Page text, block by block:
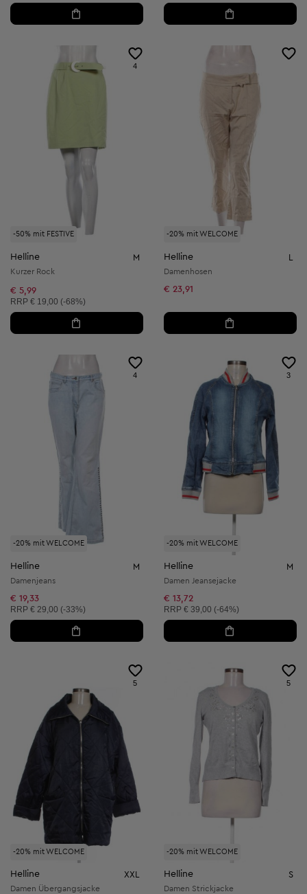
-50% mit FESTIVE
4
Helline M
Kurzer Rock
€ 5,99
Unverbindliche Preisempfehlung:
RRP € 19,00 (-68%)
-20% mit WELCOME
Helline L
Damenhosen
€ 23,91
-20% mit WELCOME
4
Helline M
Damenjeans
€ 19,33
Unverbindliche Preisempfehlung:
RRP € 29,00 (-33%)
-20% mit WELCOME
3
Helline M
Damen Jeansejacke
€ 13,72
Unverbindliche Preisempfehlung:
RRP € 39,00 (-64%)
-20% mit WELCOME
5
Helline XXL
Damen Übergangsjacke
-20% mit WELCOME
5
Helline S
Damen Strickjacke